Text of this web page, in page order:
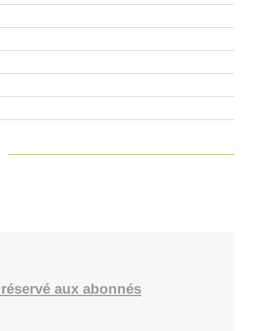
aux abonnés